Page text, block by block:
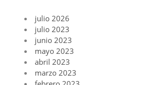
julio 2026
julio 2023
junio 2023
mayo 2023
abril 2023
marzo 2023